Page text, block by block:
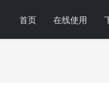
首页 在线使用